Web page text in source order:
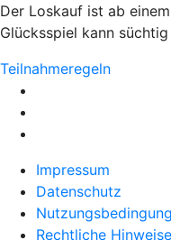
Der Loskauf ist ab
Glücksspiel kann süchtig
Teilnahmeregeln
Impressum
Datenschutz
Rechtliche Hinweise